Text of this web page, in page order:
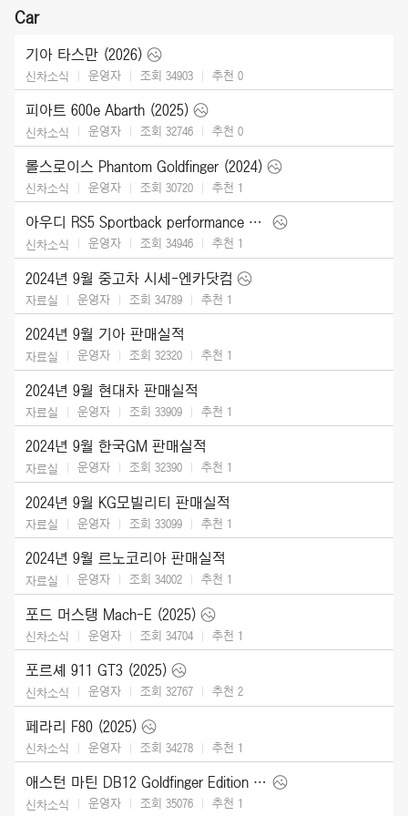
Car
기아 타스만 (2026)
신차소식 운영자 조회 34903 추천 0
피아트 600e Abarth (2025)
신차소식 운영자 조회 32746 추천 0
롤스로이스 Phantom Goldfinger (2024)
신차소식 운영자 조회 30720 추천 1
아우디 RS5 Sportback performance edition (2024)
신차소식 운영자 조회 34946 추천 1
2024년 9월 중고차 시세-엔카닷컴
자료실 운영자 조회 34789 추천 1
2024년 9월 기아 판매실적
자료실 운영자 조회 32320 추천 1
2024년 9월 현대차 판매실적
자료실 운영자 조회 33909 추천 1
2024년 9월 한국GM 판매실적
자료실 운영자 조회 32390 추천 1
2024년 9월 KG모빌리티 판매실적
자료실 운영자 조회 33099 추천 1
2024년 9월 르노코리아 판매실적
자료실 운영자 조회 34002 추천 1
포드 머스탱 Mach-E (2025)
신차소식 운영자 조회 34704 추천 1
포르셰 911 GT3 (2025)
신차소식 운영자 조회 32767 추천 2
페라리 F80 (2025)
신차소식 운영자 조회 34278 추천 1
애스턴 마틴 DB12 Goldfinger Edition (2025)
신차소식 운영자 조회 35076 추천 1